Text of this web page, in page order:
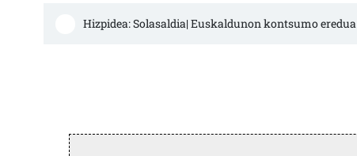
Hizpidea: Solasaldia| Euskaldunon kontsumo eredua